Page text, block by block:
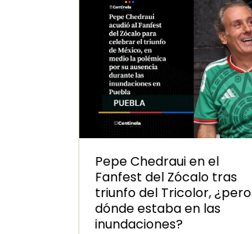
Pepe Chedraui en el
Fanfest del Zócalo tras
triunfo del Tricolor, ¿pero
dónde estaba en las
inundaciones?